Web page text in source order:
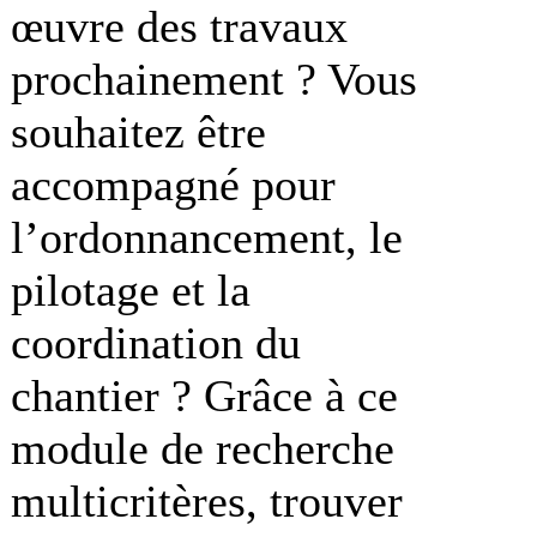
œuvre des travaux
prochainement ? Vous
souhaitez être
accompagné pour
l’ordonnancement, le
pilotage et la
coordination du
chantier ? Grâce à ce
module de recherche
multicritères, trouver